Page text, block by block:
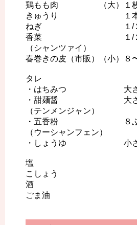
鶏もも肉 （大）１枚
きゅうり １
ねぎ １/２
香菜 １/２
（シャンツァイ）
春巻きの皮（市販）（小）８
タレ
・はちみつ 大さ
・甜麺醤 大さ
（テンメンジャン）
・五香粉 ８ふ
（ウーシャンフェン）
・しょうゆ 小さ
塩
こしょう
酒
ごま油